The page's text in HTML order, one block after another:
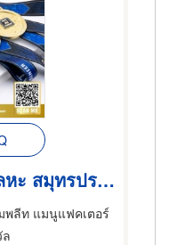
รับสั่งทำเหรียญรางวัลโลหะ สมุทรปราการ
พลีท แมนูแฟคเตอร์